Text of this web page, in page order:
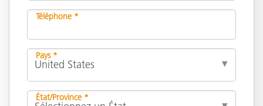
Téléphone *
Pays *
État/Province *